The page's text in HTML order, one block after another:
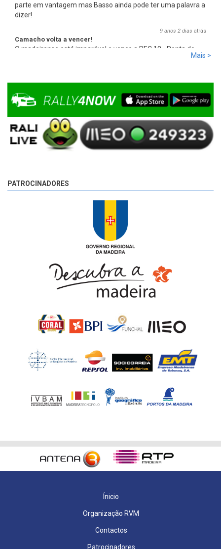
parte em vantagem mas Basso ainda pode ter uma palavra a
dizer!
9 anos 2 dias atrás
Camacho volta a vencer!
O madeirense está imparável e vence a PEC 18 - Ponta do
Pargo 2, com 00:08:08,0, mais 2,7s que Basso e mais 17,8sMais >
PATROCINADORES
Ínicio
Organização RVM
Contactos
Patrocinadores